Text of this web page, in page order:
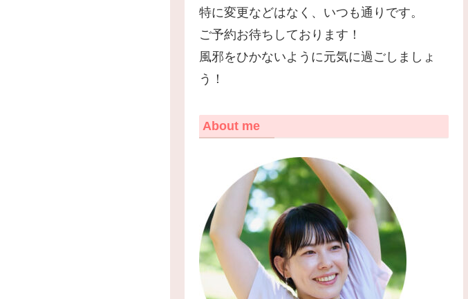
特に変更などはなく、いつも通りです。
ご予約お待ちしております！
風邪をひかないように元気に過ごしましょ
う！
About me